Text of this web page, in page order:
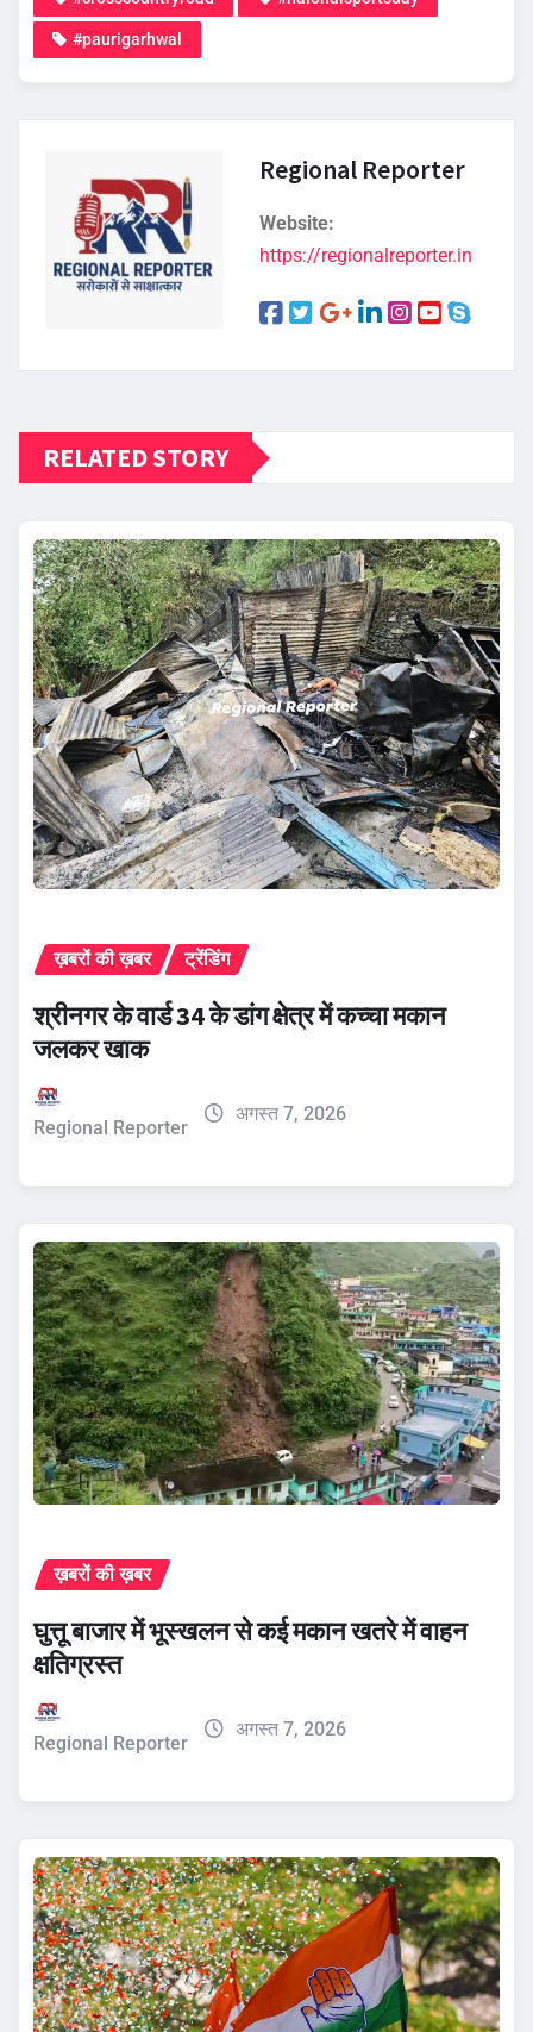
#paurigarhwal
Regional Reporter
Website:
https://regionalreporter.in
RELATED STORY
ख़बरों की ख़बर ट्रेंडिंग
श्रीनगर के वार्ड 34 के डांग क्षेत्र में कच्चा मकान
जलकर खाक
Regional Reporter
अगस्त 7, 2026
ख़बरों की ख़बर
घुत्तू बाजार में भूस्खलन से कई मकान खतरे में वाहन
क्षतिग्रस्त
Regional Reporter
अगस्त 7, 2026